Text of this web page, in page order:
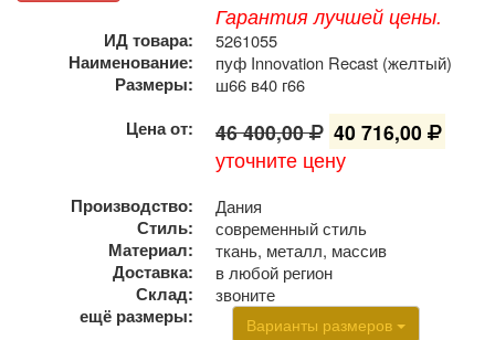
Гарантия лучшей цены.
ИД товара:
5261055
Наименование:
пуф Innovation Recast (желтый)
Размеры:
ш66 в40 г66
Цена от:
46 400,00
40 716,00
уточните цену
Производство:
Дания
Стиль:
современный стиль
Материал:
ткань, металл, массив
Доставка:
в любой регион
Склад:
звоните
ещё размеры:
Варианты размеров